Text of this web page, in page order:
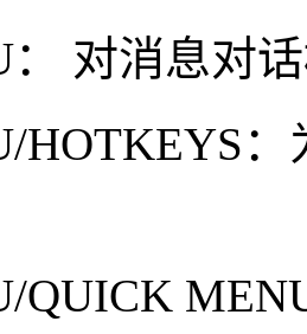
对消息对话
：
MENU